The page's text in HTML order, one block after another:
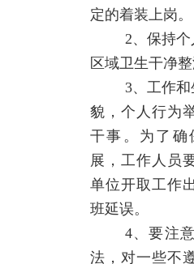
定的着装上岗。
2、保持
区域卫生干净整
3、工作
貌，个人行为
干事。为了确
展，工作人员
单位开取工作
班延误。
4、要注
法，对一些不